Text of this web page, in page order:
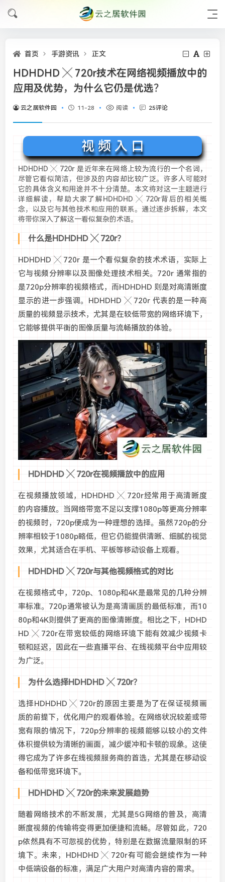
首页 手游资讯 正文
HDHDHD ╳ 720r技术在网络视频播放中的
应用及优势，为什么它仍是优选？
云之居软件园 11-28 阅读 25评论
视 频 入 口
HDHDHD ╳ 720r 是近年来在网络上较为流行的一个名词，
尽管它看似简洁，但涉及的内容却比较广泛。许多人可能对
它的具体含义和用途并不十分清楚。本文将对这一主题进行
详细解读，帮助大家了解HDHDHD ╳ 720r背后的相关概
念，以及它与其他技术和应用的联系。通过逐步拆解，本文
将带你深入了解这一看似复杂的术语。
什么是HDHDHD ╳ 720r？
HDHDHD ╳ 720r 是一个看似复杂的技术术语，实际上
它与视频分辨率以及图像处理技术相关。720r 通常指的
是720p分辨率的视频格式，而HDHDHD 则是对高清晰度
显示的进一步强调。HDHDHD ╳ 720r 代表的是一种高
质量的视频显示技术，尤其是在较低带宽的网络环境下，
它能够提供平衡的图像质量与流畅播放的体验。
HDHDHD ╳ 720r在视频播放中的应用
在视频播放领域，HDHDHD ╳ 720r经常用于高清晰度
的内容播放。当网络带宽不足以支撑1080p等更高分辨率
的视频时，720p便成为一种理想的选择。虽然720p的分
辨率相较于1080p略低，但它仍能提供清晰、细腻的视觉
效果，尤其适合在手机、平板等移动设备上观看。
HDHDHD ╳ 720r与其他视频格式的对比
在视频格式中，720p、1080p和4K是最常见的几种分辨
率标准。720p通常被认为是高清画质的最低标准，而10
80p和4K则提供了更高的图像清晰度。相比之下，HDHD
HD ╳ 720r在带宽较低的网络环境下能有效减少视频卡
顿和延迟，因此在一些直播平台、在线视频平台中应用较
为广泛。
为什么选择HDHDHD ╳ 720r？
选择HDHDHD ╳ 720r的原因主要是为了在保证视频画
质的前提下，优化用户的观看体验。在网络状况较差或带
宽有限的情况下，720p分辨率的视频能够以较小的文件
体积提供较为清晰的画面，减少缓冲和卡顿的现象。这使
得它成为了许多在线视频服务商的首选，尤其是在移动设
备和低带宽环境下。
HDHDHD ╳ 720r的未来发展趋势
随着网络技术的不断发展，尤其是5G网络的普及，高清
晰度视频的传输将变得更加便捷和流畅。尽管如此，720
p依然具有不可忽视的优势，特别是在数据流量限制的环
境下。未来，HDHDHD ╳ 720r有可能会继续作为一种
中低端设备的标准，满足广大用户对高清内容的需求。